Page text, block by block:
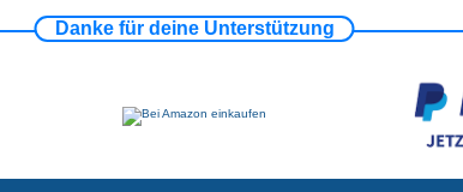
Danke für deine Unterstützung